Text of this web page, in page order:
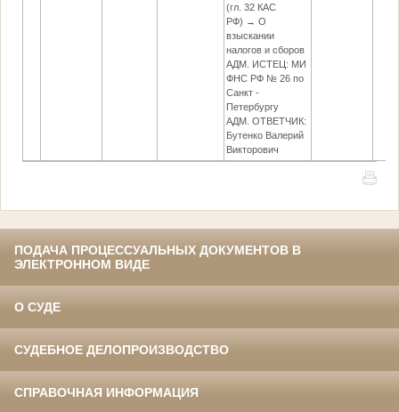
(гл. 32 КАС
РФ) → О
взыскании
налогов и сборов
АДМ. ИСТЕЦ: МИ
ФНС РФ № 26 по
Санкт -
Петербургу
АДМ. ОТВЕТЧИК:
Бутенко Валерий
Викторович
ПОДАЧА ПРОЦЕССУАЛЬНЫХ ДОКУМЕНТОВ В
ЭЛЕКТРОННОМ ВИДЕ
О СУДЕ
СУДЕБНОЕ ДЕЛОПРОИЗВОДСТВО
СПРАВОЧНАЯ ИНФОРМАЦИЯ